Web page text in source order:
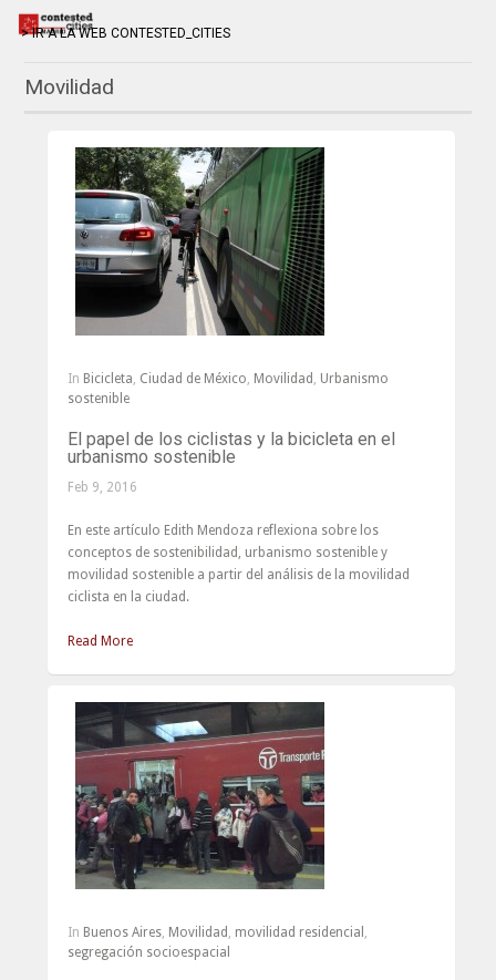
> IR A LA WEB CONTESTED_CITIES
Movilidad
In Bicicleta Ciudad de México Movilidad
Urbanismo
sostenible
El papel de los ciclistas y la bicicleta en el
urbanismo sostenible
Feb 9, 2016
En este artículo Edith Mendoza reflexiona sobre los
conceptos de sostenibilidad, urbanismo sostenible y
movilidad sostenible a partir del análisis de la movilidad
ciclista en la ciudad.
Read More
In Buenos Aires, Movilidad movilidad residencial
segregación socioespacial